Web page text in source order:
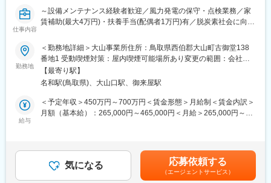
*小売店の案件やオフィスビル、工場等、まれに閉店後の夜間対応
や休日対応が発生することがあります。
■組織構成：
配属先のエンジニアリンググループは、15名の社員が在籍してい
ます。
OJTで教育も行いますので、未経験の方でもご安心ください。
■魅力ポイント：
【地域の産業と生活を支える仕事】
もあり、安定した事業基盤を築くことができています。
【案件のバリエーションも豊富】
住宅、工場、病院、介護施設など、案件のバリエーションは、豊
仕事内容
～設備メンテナンス経験者歓迎／風力発電の保守・点検業務／家
賃補助(最大4万円)・扶養手当(配偶者1万円)有／脱炭素社会に向け
風力発電設備の保守・点検を担うサービスエンジニアとしてご活
躍いただきます。
入社後は、保安規程に基づく月例巡視点検や定期点検などの業務
からスタート。先輩社員と協力しながら実務を経験し、設備の保
守・運用に必要な知識と技術を習得していきます。
■業務詳細
風力発電所にて、大型風車内のオイル・グリス・振動値・ボルト
の締め具合などが適正かどうかの点検をしたり、消耗品・風車主
幹部の大型品（ギアボックス・軸受けなど）の交換をします。
勤務地
＜勤務地詳細＞大山事業所住所：鳥取県西伯郡大山町古御堂138
番地1 受動喫煙対策：屋内喫煙可能場所あり変更の範囲：会社の
定める事業所
【最寄り駅】
名和駅(鳥取県)、大山口駅、御来屋駅
給与
＜予定年収＞450万円～700万円＜賃金形態＞月給制＜賃金内訳＞
月額（基本給）：265,000円～465,000円＜月給＞265,000円～
以外の扶養親族：月5千賃金はあくまでも目安の金額であり、選考
を通じて上下する可能性があります。月給(月額)は固定手当を含め
た表記です。
気になる 応募依頼する
（エージェントサービス）